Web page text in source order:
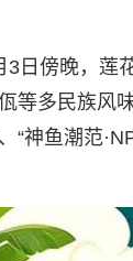
3日傍晚，莲
等多民族风
“神鱼潮范